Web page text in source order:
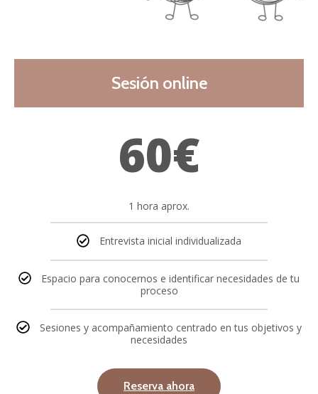
Sesión online
60€
1 hora aprox.
Entrevista inicial individualizada
Espacio para conocernos e identificar necesidades de tu
proceso
Sesiones y acompañamiento centrado en tus objetivos y
necesidades
Reserva ahora